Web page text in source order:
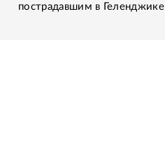
пострадавшим в Геленджике